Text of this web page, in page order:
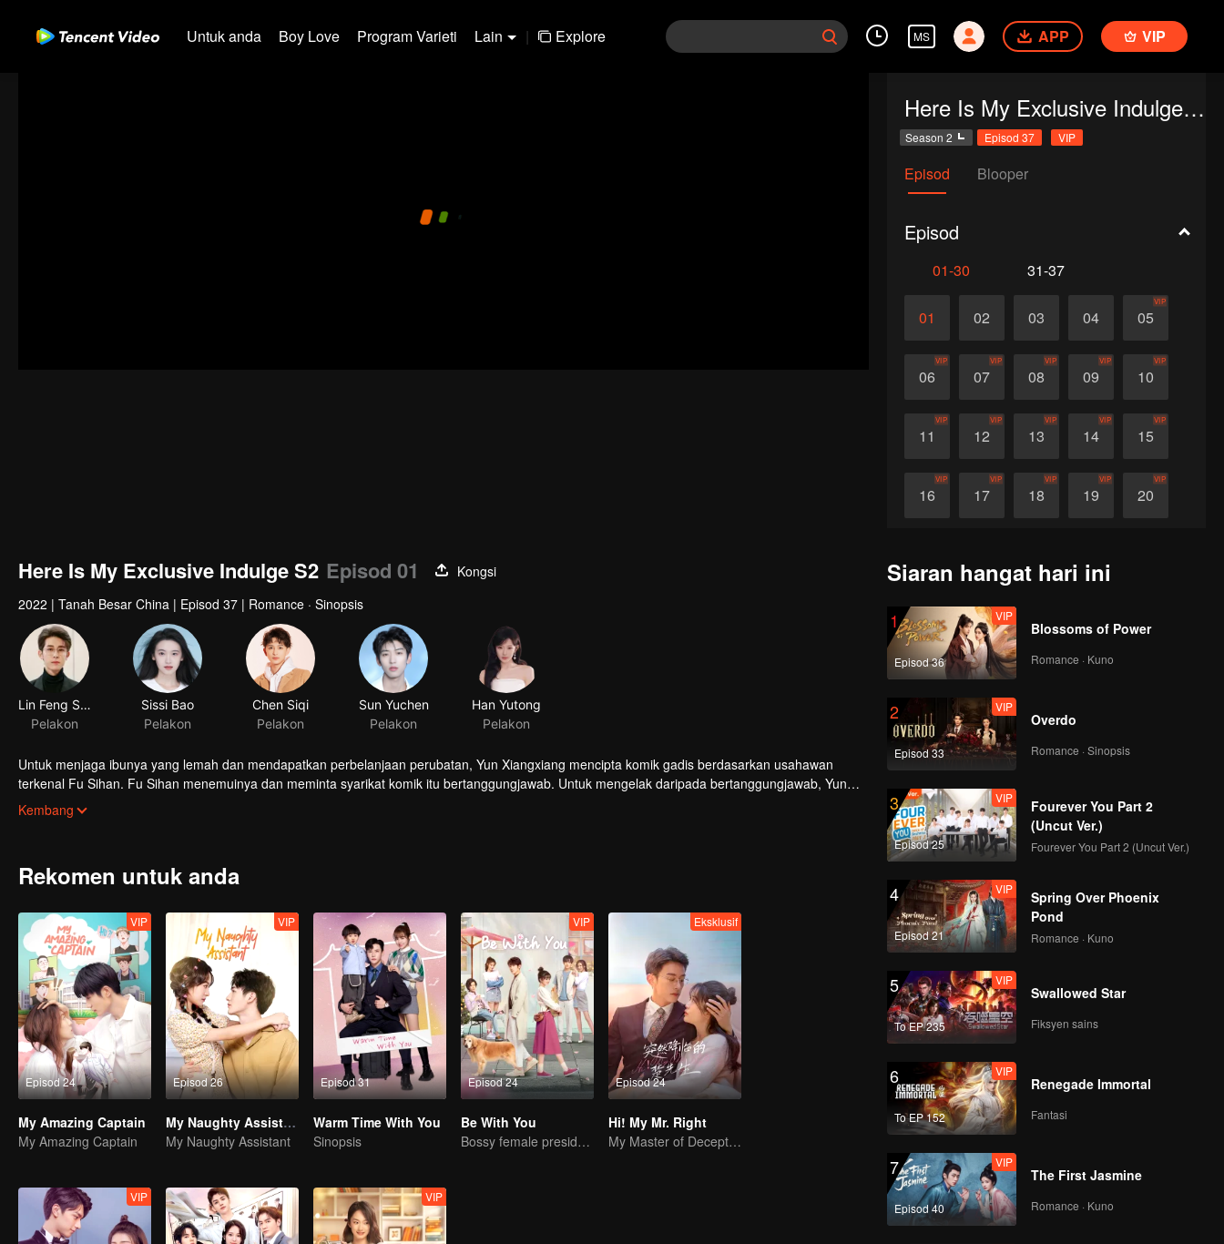
Untuk anda Boy Love Program Varieti Lain | Explore MS APP VIP
Here Is My Exclusive Indulge S2
Season 2 Episod 37 VIP
Episod Blooper
Episod
01-30 31-37
01 02 03 04 05
VIP
06
VIP
07
VIP
08
VIP
09
VIP
10
VIP
11
VIP
12
VIP
13
VIP
14
VIP
15
VIP
16
VIP
17
VIP
18
VIP
19
VIP
20
VIP
26 27
Here Is My Exclusive Indulge S2 Episod 01
Kongsi
2022 | Tanah Besar China | Episod 37 | Romance · Sinopsis
Lin Feng Song
Pelakon
Sissi Bao
Pelakon
Chen Siqi
Pelakon
Sun Yuchen
Pelakon
Han Yutong
Pelakon
Untuk menjaga ibunya yang lemah dan mendapatkan perbelanjaan perubatan, Yun Xiangxiang mencipta komik gadis berdasarkan usahawan
terkenal Fu Sihan. Fu Sihan menemuinya dan meminta syarikat komik itu bertanggungjawab. Untuk mengelak daripada bertanggungjawab, Yun
Xiangxiang mendekati Fu Sihan untuk meminta pengampunan. Fu Sihan membuat cadangan yang sukar dipercayai: berpura-pura menjadi
tunangnya!
Kembang
Rekomen untuk anda
Episod 24
VIP
My Amazing Captain
My Amazing Captain
Episod 26
VIP
My Naughty Assistant
My Naughty Assistant
Episod 31
Warm Time With You
Sinopsis
Episod 24
VIP
Be With You
Bossy female president flirts with arrogant childe.
Episod 24
Eksklusif
Hi! My Mr. Right
My Master of Deception Girlfriend
VIP VIP
Siaran hangat hari ini
1
Episod 36
VIP
Blossoms of Power
Romance · Kuno
2
Episod 33
VIP
Overdo
Romance · Sinopsis
3
Episod 25
VIP
Fourever You Part 2
(Uncut Ver.)
Fourever You Part 2 (Uncut Ver.)
4
Episod 21
VIP
Spring Over Phoenix
Pond
Romance · Kuno
5
To EP 235
VIP
Swallowed Star
Fiksyen sains
6
To EP 152
VIP
Renegade Immortal
Fantasi
7
Episod 40
VIP
The First Jasmine
Romance · Kuno